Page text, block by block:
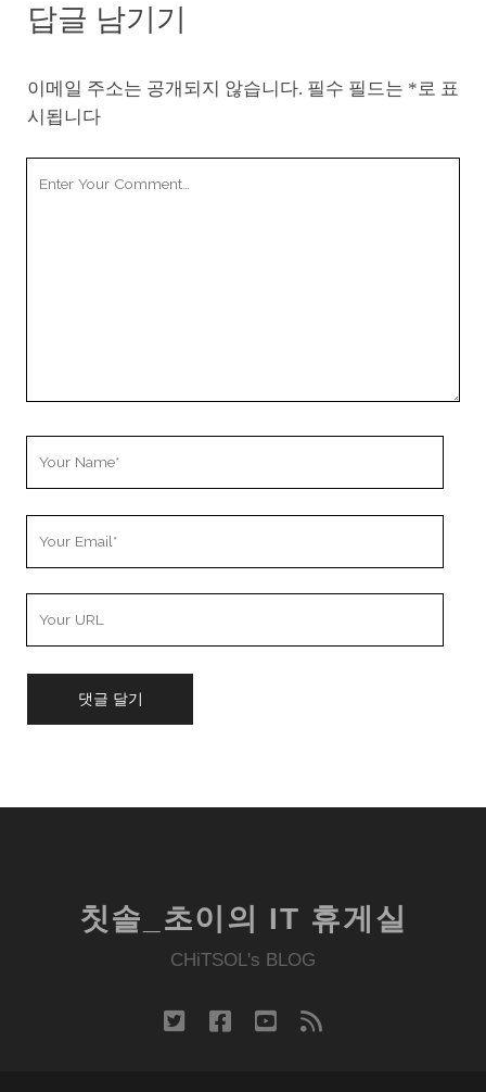
답글 남기기
이메일 주소는 공개되지 않습니다. 필수 필드는 *로 표
시됩니다
칫솔_초이의 IT 휴게실
CHiTSOL's BLOG
twitter facebook
youtube
rss